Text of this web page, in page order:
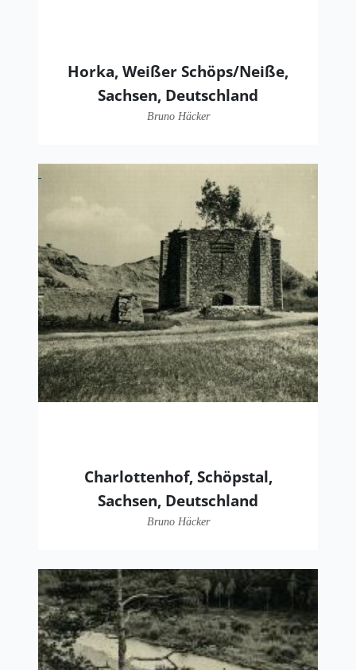
Horka, Weißer Schöps/Neiße,
Sachsen, Deutschland
Bruno Häcker
Charlottenhof, Schöpstal,
Sachsen, Deutschland
Bruno Häcker